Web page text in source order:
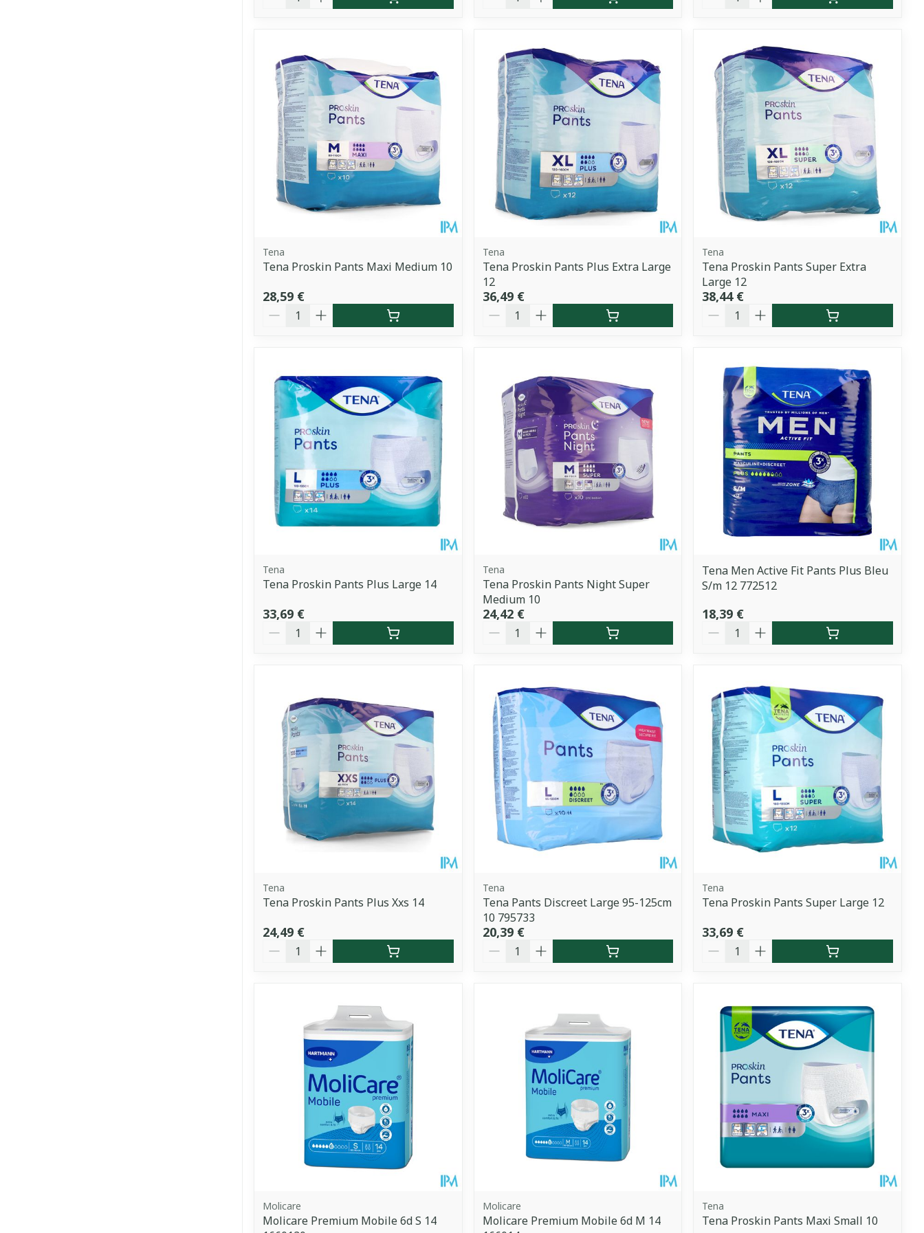
Tena
Tena Proskin Pants Maxi Medium 10
28,59 €
Quantité
Tena
Tena Proskin Pants Plus Extra Large
12
36,49 €
Quantité
Tena
Tena Proskin Pants Super Extra
Large 12
38,44 €
Quantité
Tena
Tena Proskin Pants Plus Large 14
33,69 €
Quantité
Tena
Tena Proskin Pants Night Super
Medium 10
24,42 €
Quantité
Tena Men Active Fit Pants Plus Bleu
S/m 12 772512
18,39 €
Quantité
Tena
Tena Proskin Pants Plus Xxs 14
24,49 €
Quantité
Tena
Tena Pants Discreet Large 95-125cm
10 795733
20,39 €
Quantité
Tena
Tena Proskin Pants Super Large 12
33,69 €
Quantité
Molicare
Molicare Premium Mobile 6d S 14
Molicare
Molicare Premium Mobile 6d M 14
Tena
Tena Proskin Pants Maxi Small 10